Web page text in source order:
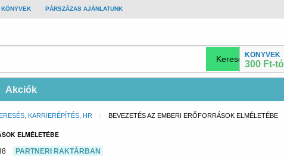
KÖNYVEK PÁRSZÁZAS AJÁNLATUNK
KÖNYVEK
300 Ft-tól
Akciók
KARRIERÉPÍTÉS, HR CURRENT:
BEVEZETÉS AZ EMBERI ERŐFORRÁSOK ELMÉLETÉBE
ELMÉLETÉBE
PARTNERI RAKTÁRBAN